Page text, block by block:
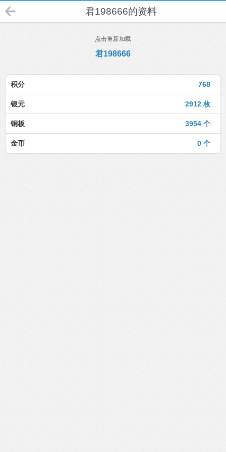
君198666的资料
点击重新加载
君198666
768
积分
2912 枚
银元
3954 个
铜板
0 个
金币